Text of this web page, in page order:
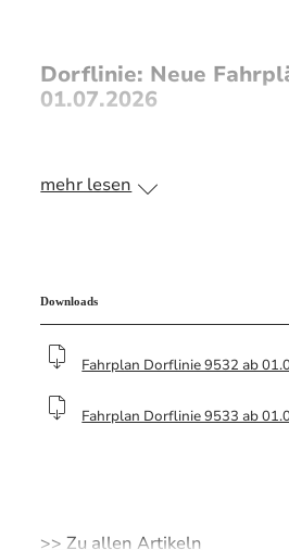
Dorflinie: Neue
01.07.2026
Mit der Einführung des
ab sofort der Bedarfverkehr
Verfügung.
>> Weitere Infos zum neuen
mehr lesen
Downloads
Fahrplan Dorflinie 9532 ab
Fahrplan Dorflinie 9533 ab
>> Zu allen Artikeln